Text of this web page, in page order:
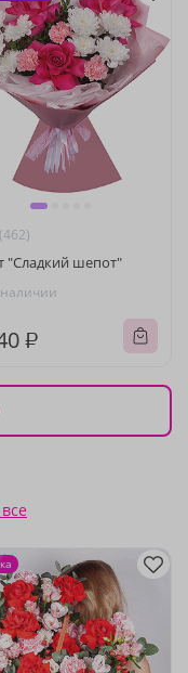
(462)
"Сладкий шепот"
₽